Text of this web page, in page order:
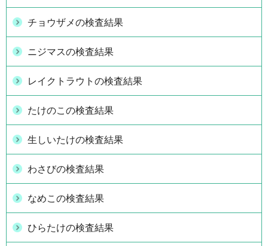
チョウザメの検査結果
ニジマスの検査結果
レイクトラウトの検査結果
たけのこの検査結果
生しいたけの検査結果
わさびの検査結果
なめこの検査結果
ひらたけの検査結果